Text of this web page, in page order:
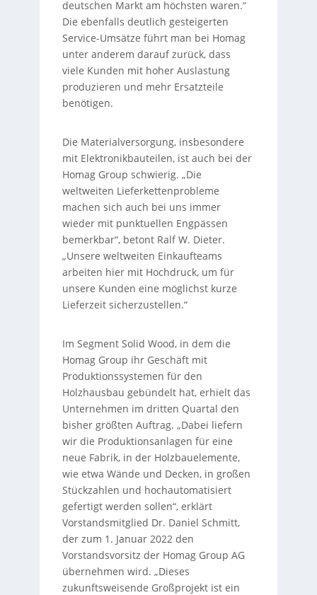
deutschen Markt am höchsten waren.“
Die ebenfalls deutlich gesteigerten
Service-Umsätze führt man bei Homag
unter anderem darauf zurück, dass
viele Kunden mit hoher Auslastung
produzieren und mehr Ersatzteile
benötigen.
Die Materialversorgung, insbesondere
mit Elektronikbauteilen, ist auch bei der
Homag Group schwierig. „Die
weltweiten Lieferkettenprobleme
machen sich auch bei uns immer
wieder mit punktuellen Engpässen
bemerkbar“, betont Ralf W. Dieter.
„Unsere weltweiten Einkaufteams
arbeiten hier mit Hochdruck, um für
unsere Kunden eine möglichst kurze
Lieferzeit sicherzustellen.“
Im Segment Solid Wood, in dem die
Homag Group ihr Geschäft mit
Produktionssystemen für den
Holzhausbau gebündelt hat, erhielt das
Unternehmen im dritten Quartal den
bisher größten Auftrag. „Dabei liefern
wir die Produktionsanlagen für eine
neue Fabrik, in der Holzbauelemente,
wie etwa Wände und Decken, in großen
Stückzahlen und hochautomatisiert
gefertigt werden sollen“, erklärt
Vorstandsmitglied Dr. Daniel Schmitt,
der zum 1. Januar 2022 den
Vorstandsvorsitz der Homag Group AG
übernehmen wird. „Dieses
zukunftsweisende Großprojekt ist ein